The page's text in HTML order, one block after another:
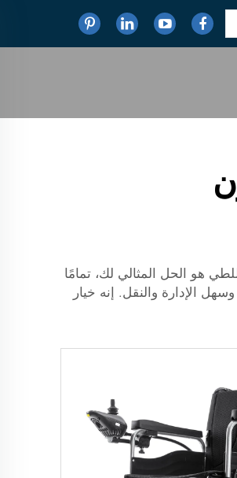
هو الحل المثالي لك، تمامًا
الإدارة والنقل. إنه خيار